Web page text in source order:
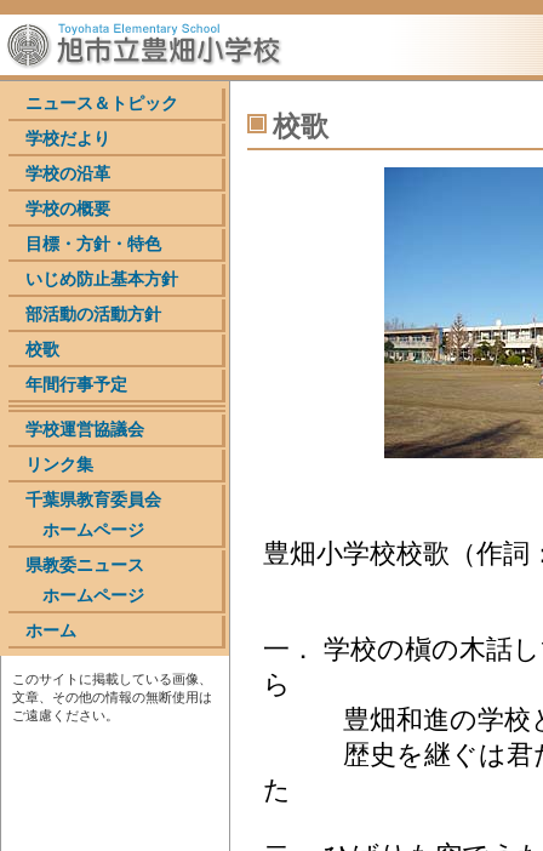
ニュース＆トピック
学校だより
学校の沿革
学校の概要
目標・方針・特色
いじめ防止基本方針
部活動の活動方針
校歌
年間行事予定
学校運営協議会
リンク集
千葉県教育委員会
ホームページ
県教委ニュース
ホームページ
ホーム
このサイトに掲載している画像、
文章、その他の情報の無断使用は
ご遠慮ください。
校歌
豊畑小学校校歌（作
一． 学校の槇の木話
ら
豊畑和進の学校と
歴史を継ぐは君
た